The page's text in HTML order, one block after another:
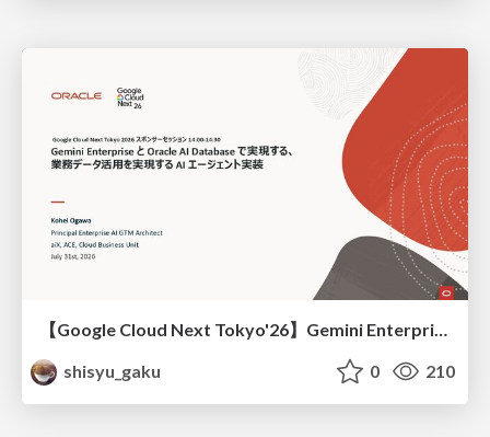
【Google Cloud Next Tokyo'26】Gemini Enterprise と Oracle AI Database で実現する、 業務データ活用を実現する AI エージェント実装
shisyu_gaku
0 210